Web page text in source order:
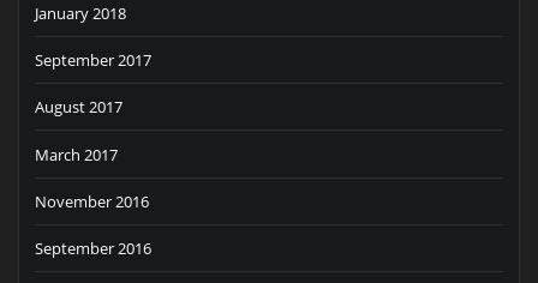
January 2018
September 2017
August 2017
March 2017
November 2016
September 2016